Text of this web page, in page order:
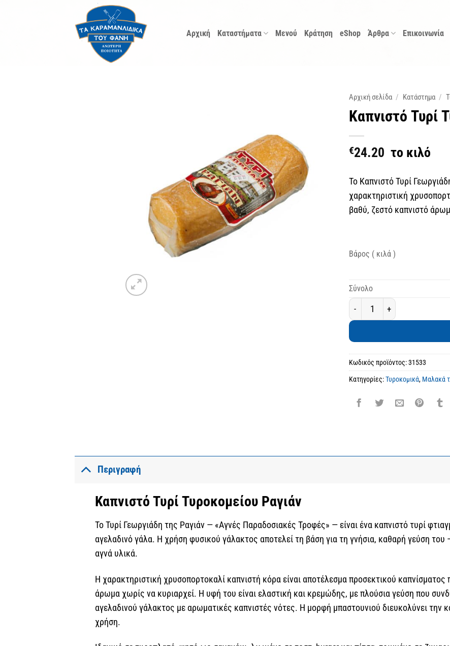
Αρχική Καταστήματα Μενού Κράτηση eShop Άρθρα Επικοινωνία
Αρχική σελίδα / Κατάστημα /
Καπνιστό Τυρί
€24.20 το κιλό
Το Καπνιστό Τυρί
χαρακτηριστική
βαθύ, ζεστό καπνιστό
Βάρος ( κιλά )
Σύνολο
Καπνιστό Τυρί Τυροκομείου
Κωδικός προϊόντος:31533
Κατηγορίες:Τυροκομικά, Μαλακά
Περιγραφή
Καπνιστό Τυρί Τυροκομείου Ραγιάν
Το Τυρί Γεωργιάδη της Ραγιάν — «Αγνές Παραδοσιακές Τροφές» — είναι ένα καπνιστό τυρί
αγελαδινό γάλα. Η χρήση φυσικού γάλακτος αποτελεί τη βάση για τη γνήσια, καθαρή γεύση
αγνά υλικά.
Η χαρακτηριστική χρυσοπορτοκαλί καπνιστή κόρα είναι αποτέλεσμα προσεκτικού
άρωμα χωρίς να κυριαρχεί. Η υφή του είναι ελαστική και κρεμώδης, με πλούσια γεύση που
αγελαδινού γάλακτος με αρωματικές καπνιστές νότες. Η μορφή μπαστουνιού διευκολύνει την
χρήση.